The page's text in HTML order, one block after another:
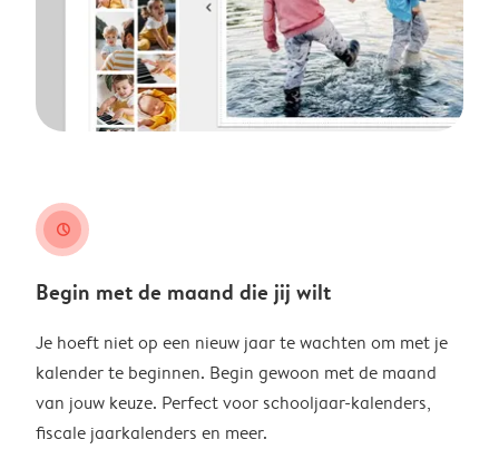
clock
Begin met de maand die jij wilt
Je hoeft niet op een nieuw jaar te wachten om met je
kalender te beginnen. Begin gewoon met de maand
van jouw keuze. Perfect voor schooljaar-kalenders,
fiscale jaarkalenders en meer.